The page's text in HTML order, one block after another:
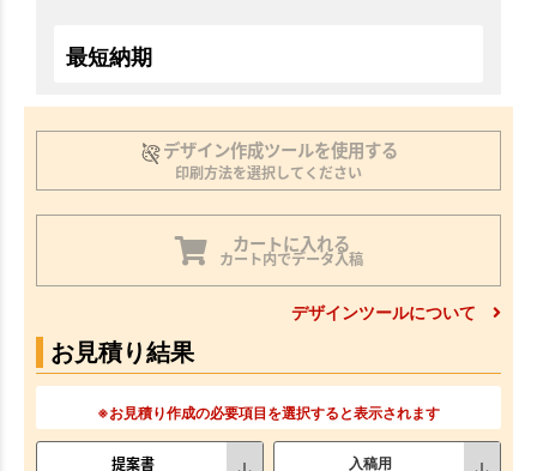
最短納期
デザイン作成ツールを使用する
印刷方法を選択してください
カートに入れる
カート内でデータ入稿
デザインツールについて
お見積り結果
※お見積り作成の必要項目を選択すると表示されます
提案書
入稿用